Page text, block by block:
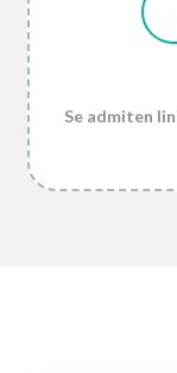
Se admiten